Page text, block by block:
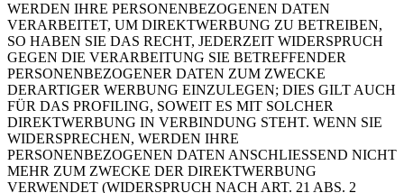
WERDEN IHRE PERSONENBEZOGENEN DATEN
VERARBEITET, UM DIREKTWERBUNG ZU BETREIBEN,
SO HABEN SIE DAS RECHT, JEDERZEIT WIDERSPRUCH
GEGEN DIE VERARBEITUNG SIE BETREFFENDER
PERSONENBEZOGENER DATEN ZUM ZWECKE
DERARTIGER WERBUNG EINZULEGEN; DIES GILT AUCH
FÜR DAS PROFILING, SOWEIT ES MIT SOLCHER
DIREKTWERBUNG IN VERBINDUNG STEHT. WENN SIE
WIDERSPRECHEN, WERDEN IHRE
PERSONENBEZOGENEN DATEN ANSCHLIESSEND NICHT
MEHR ZUM ZWECKE DER DIREKTWERBUNG
VERWENDET (WIDERSPRUCH NACH ART. 21 ABS. 2